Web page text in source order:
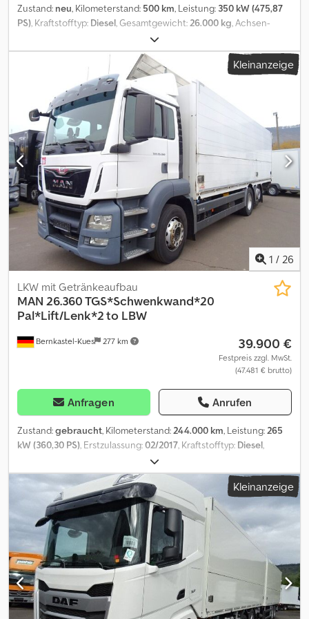
Zustand: neu, Kilometerstand: 500 km, Leistung: 350 kW (475,87
PS), Kraftstofftyp: Diesel, Gesamtgewicht:26.000 kg, Achsen-
, Bremsen:
Getriebetyp:Automatisch, Emissionsklasse:Euro6, Gesamtbreite:
, Gesamthöhe: 3.800 mm, Laderaumvolumen:42 m³,
Laderaumlänge:7.720 mm , Laderaumbreite:2.480 mm
Laderaumhöhe:2.200 mm, Baujahr: 2025 , Ausstattung:
Elektronisches Stabilitätsprogramm (ESP), Klimaanlage,
Ladebordwand, Navigationssystem, Rußfilter, Standheizung, *
Schwenkwandaufbau Orten Kettliner * Dekra zertifiziert nach VDI
2700 ff und DIN EN 12642 Code XL * Getränkezertifikat *
Fassbierzertifikat * 2.000 kg Bär Ladebordwand * liftbare
Nachlauflenkachse * Intarder Crjdpsyg Tb Tofx Al Tof * XLX
Fahrerhaus * Klima * Navi * Rückfahrkamera * Kühlschrank *
Sitzheizung * Abstands-Tempomat * vollluftgefedert * Automatik
Schaltung * Euro 6 mehrere Fahrzeuge sofort verfügbar
passende Anhänger verfügbar
Kleinanzeige
1 / 26
Bernkastel-Kues 277 km
LKW mit Getränkeaufbau
MAN 26.360 TGS*Schwenkwand*20
Pal*Lift/Lenk*2 to LBW
39.900 €
Festpreis zzgl. MwSt.
(47.481 € brutto)
Anfragen Anrufen
Zustand:gebraucht, Kilometerstand:244.000 km, Leistung:265
kW (360,30 PS), Erstzulassung:02/2017, Kraftstofftyp: Diesel,
, Achsen-Konfiguration:
Farbe:Weiß, Getriebetyp:Automatisch, Emissionsklasse:Euro6,
Gesamtbreite:2.550 mm, Gesamthöhe: 3.600 mm
Laderaumvolumen:45 m³ , Laderaumlänge: 8.220 mm
Laderaumbreite:2.480 mm, Laderaumhöhe:2.200 mm
, Baujahr:
2017, Ausstattung:
Elektronisches Stabilitätsprogramm (ESP),
Klimaanlage, Ladebordwand, Navigationssystem, Rußfilter
Dinkel Magnus Schwenkwandaufbau * Dekra zertifiziert nach VDI
2700 ff und DIN EN 12642 Code XL * 4 Reihen Ladegutsicherung *
2.000 kg Dautel Ladebordwand * liftbare Nachlauflenkachse *
EVB (dreistufiger Retarder) * Rückfahrkamera *
Kleinanzeige